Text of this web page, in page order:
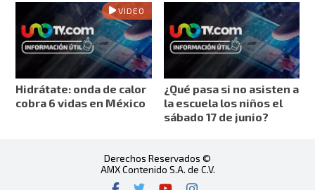
VIDEO
Hidrátate: onda de calor
cobra 6 vidas en México
¿Qué pasa si no asisten a
la escuela los niños el
sábado 17 de junio?
Derechos Reservados ©
AMX Contenido S.A. de C.V.